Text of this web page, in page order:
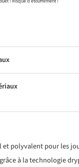
polyvalent pour les
à la technologie